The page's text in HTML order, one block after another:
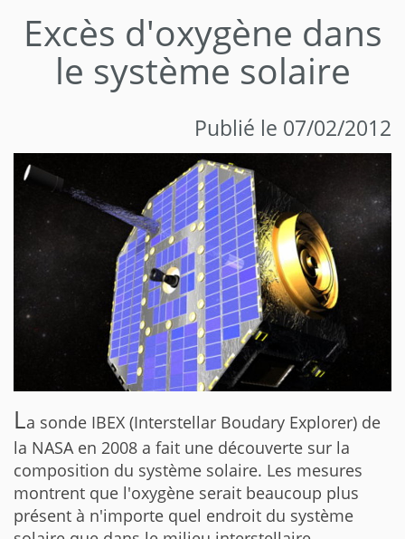
Excès d'oxygène dans
le système solaire
Publié le 07/02/2012
La sonde IBEX (Interstellar Boudary Explorer) de
la NASA en 2008 a fait une découverte sur la
composition du système solaire. Les mesures
montrent que l'oxygène serait beaucoup plus
présent à n'importe quel endroit du système